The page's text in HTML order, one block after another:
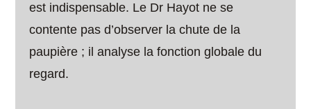
est indispensable. Le Dr Hayot ne se
contente pas d’observer la chute de la
paupière ; il analyse la fonction globale du
regard.